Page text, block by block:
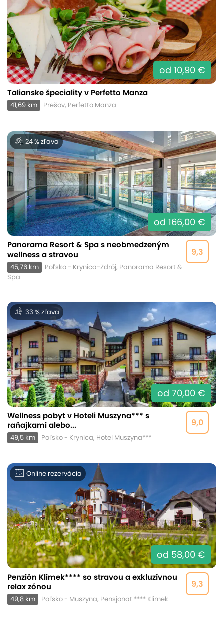
od 10,90 €
Talianske špeciality v Perfetto Manza
41,69 km Prešov, Perfetto Manza
24 % zľava
od 166,00 €
9,3
Panorama Resort & Spa s neobmedzeným
wellness a stravou
45,76 km
Poľsko - Krynica-Zdrój, Panorama Resort &
Spa
33 % zľava
od 70,00 €
9,0
Wellness pobyt v Hoteli Muszyna*** s
raňajkami alebo...
49,5 km Poľsko - Krynica, Hotel Muszyna***
Online rezervácia
od 58,00 €
9,3
Penzión Klimek**** so stravou a exkluzívnou
relax zónou
49,8 km Poľsko - Muszyna, Pensjonat **** Klimek